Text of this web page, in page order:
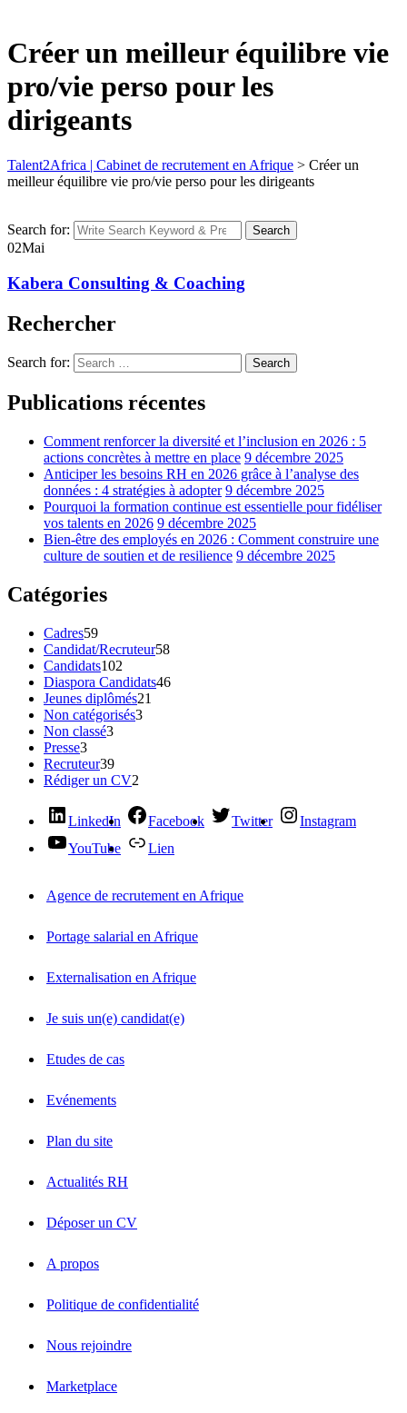
Créer un meilleur équilibre vie
pro/vie perso pour les
dirigeants
Talent2Africa | Cabinet de recrutement en Afrique > Créer un
meilleur équilibre vie pro/vie perso pour les dirigeants
Search for: Search
02Mai
Kabera Consulting & Coaching
Rechercher
Search for: Search
Publications récentes
Comment renforcer la diversité et l’inclusion en 2026 : 5
actions concrètes à mettre en place 9 décembre 2025
Anticiper les besoins RH en 2026 grâce à l’analyse des
données : 4 stratégies à adopter 9 décembre 2025
Pourquoi la formation continue est essentielle pour fidéliser
vos talents en 2026 9 décembre 2025
Bien-être des employés en 2026 : Comment construire une
culture de soutien et de resilience 9 décembre 2025
Catégories
Cadres59
Candidat/Recruteur58
Candidats102
Diaspora Candidats46
Jeunes diplômés21
Non catégorisés3
Non classé3
Presse3
Recruteur39
Rédiger un CV2
LinkedIn Facebook Twitter
Instagram
YouTube
Lien
Agence de recrutement en Afrique
Portage salarial en Afrique
Externalisation en Afrique
Je suis un(e) candidat(e)
Etudes de cas
Evénements
Plan du site
Actualités RH
Déposer un CV
A propos
Politique de confidentialité
Nous rejoindre
Marketplace